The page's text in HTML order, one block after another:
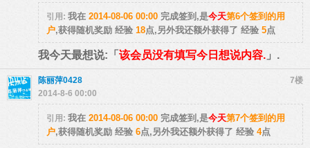
引用: 我在 2014-08-06 00:00 完成签到,是今天第6个签到的用
户,获得随机奖励 经验 18点,另外我还额外获得了 经验 5点
我今天最想说:「 该会员没有填写今日想说内容. 」.
7楼
陈丽萍0428
2014-8-6 00:00
引用: 我在 2014-08-06 00:00 完成签到,是今天第7个签到的用
户,获得随机奖励 经验 6点,另外我还额外获得了 经验 4点